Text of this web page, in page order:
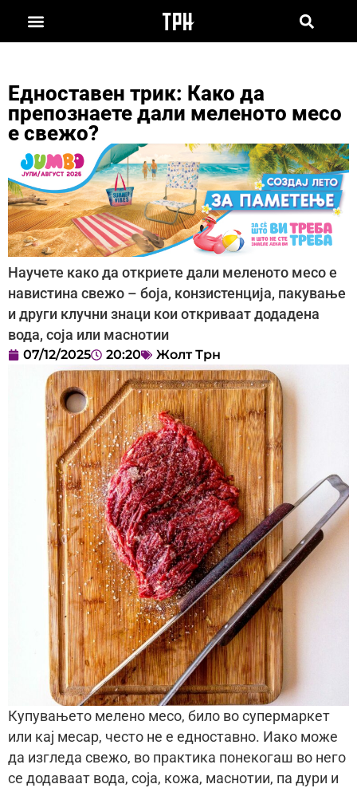
Едноставен трик: Како да
препознаете дали меленото месо
е свежо?
Научете како да откриете дали меленото месо е
навистина свежо – боја, конзистенција, пакување
и други клучни знаци кои откриваат додадена
вода, соја или маснотии
07/12/2025 20:20 Жолт Трн
Купувањето мелено месо, било во супермаркет
или кај месар, често не е едноставно. Иако може
да изгледа свежо, во практика понекогаш во него
се додаваат вода, соја, кожа, маснотии, па дури и